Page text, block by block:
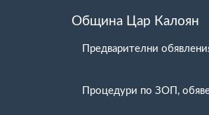
Община Цар Калоян
Предварителни
Процедури по ЗОП,